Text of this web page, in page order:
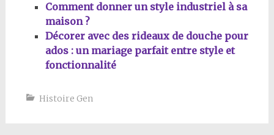
Comment donner un style industriel à sa
maison ?
Décorer avec des rideaux de douche pour
ados : un mariage parfait entre style et
fonctionnalité
Histoire Gen